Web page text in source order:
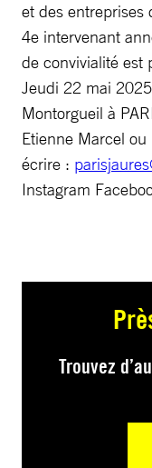
et des entreprises
4e intervenant
de convivialité est
Jeudi 22 mai
Montorgueil à
Etienne Marcel
écrire :
Instagram
Trouvez